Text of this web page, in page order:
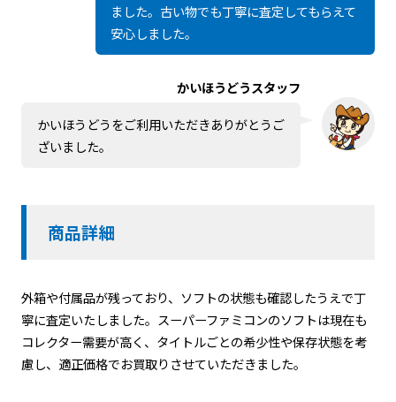
ました。古い物でも丁寧に査定してもらえて
安心しました。
かいほうどうスタッフ
かいほうどうをご利用いただきありがとうご
ざいました。
商品詳細
外箱や付属品が残っており、ソフトの状態も確認したうえで丁
寧に査定いたしました。スーパーファミコンのソフトは現在も
コレクター需要が高く、タイトルごとの希少性や保存状態を考
慮し、適正価格でお買取りさせていただきました。